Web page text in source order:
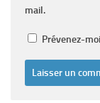
mail.
Prévenez-